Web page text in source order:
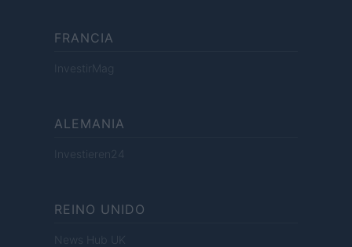
FRANCIA
InvestirMag
ALEMANIA
Investieren24
REINO UNIDO
News Hub UK